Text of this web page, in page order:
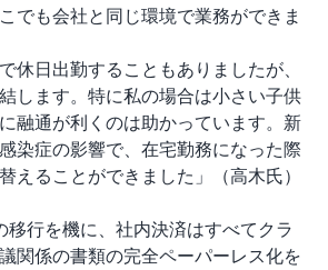
でも会社と同じ環境で業務ができま
休日出勤することもありましたが、
します。特に私の場合は小さい子供
融通が利くのは助かっています。新
染症の影響で、在宅勤務になった際
えることができました」（高木氏）
移行を機に、社内決済はすべてクラ
関係の書類の完全ペーパーレス化を